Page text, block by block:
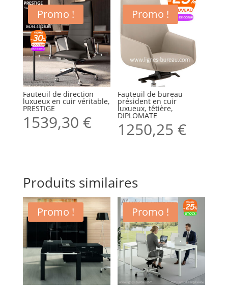
Promo !
Fauteuil de direction
luxueux en cuir véritable,
PRESTIGE
1539,30 €
Promo !
Fauteuil de bureau
président en cuir
luxueux, têtière,
DIPLOMATE
1250,25€
Produits similaires
Promo ! Promo !